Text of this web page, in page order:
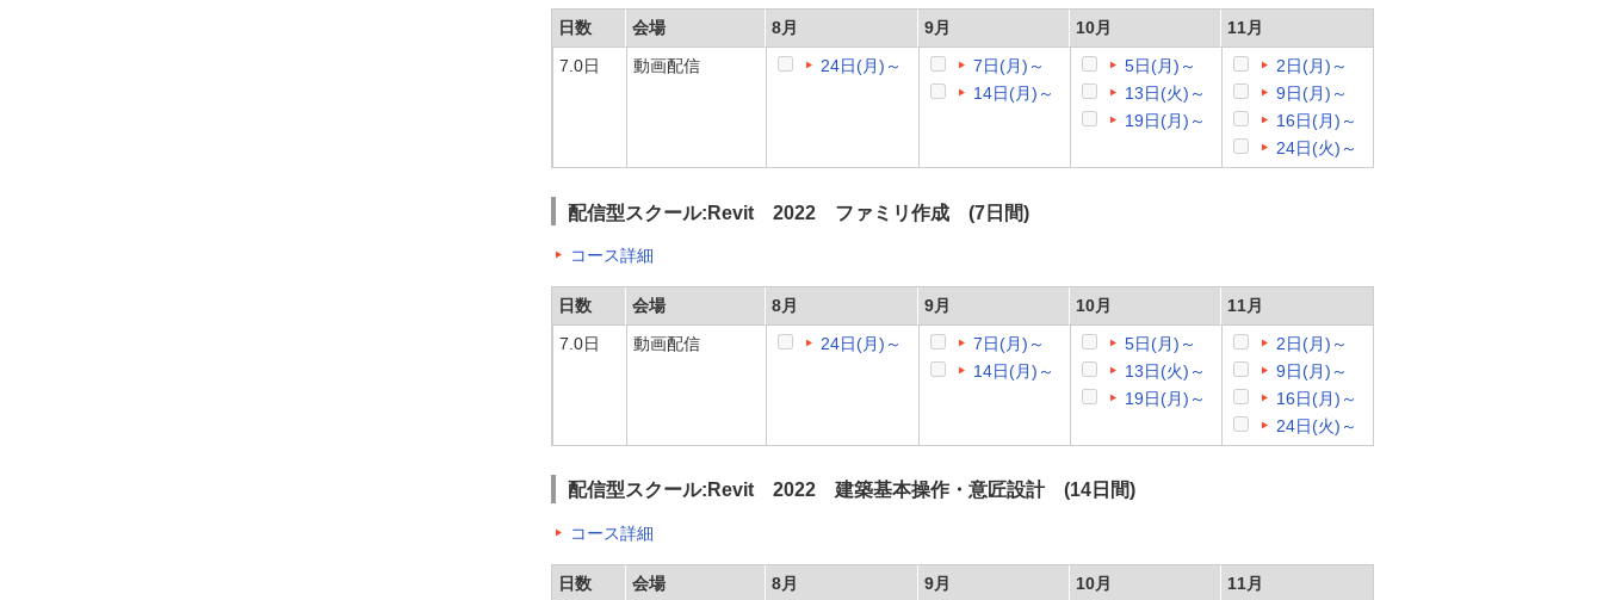
日数 会場 8月 9月 10月
11月
7.0日
動画配信 24日(月)～
7日(月)～
14日(月)～
5日(月)～
13日(火)～
19日(月)～
2日(月)～
9日(月)～
16日(月)～
24日(火)～
配信型スクール:Revit 2022 ファミリ作成 (7日間)
コース詳細
日数 会場 8月 9月 10月
11月
7.0日
動画配信 24日(月)～
7日(月)～
14日(月)～
5日(月)～
13日(火)～
19日(月)～
2日(月)～
9日(月)～
16日(月)～
24日(火)～
配信型スクール:Revit 2022 建築基本操作・意匠設計 (14日間)
コース詳細
日数 会場 8月 9月 10月 11月